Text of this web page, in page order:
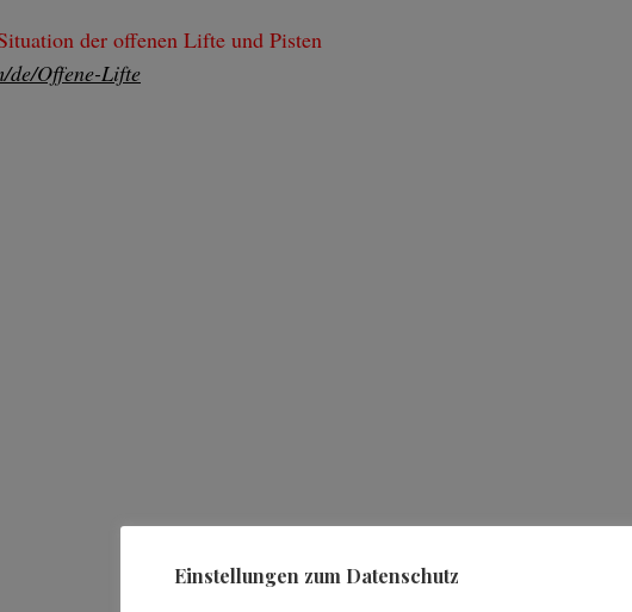
der offenen Lifte und Pisten
de/Offene-Lifte
Einstellungen zum Datenschutz